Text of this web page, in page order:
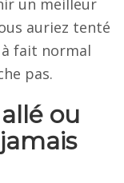
auriez tenté
fait normal
pas.
ou